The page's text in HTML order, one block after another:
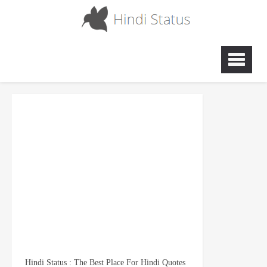
Hindi Status : The Best Place For Hindi Quotes